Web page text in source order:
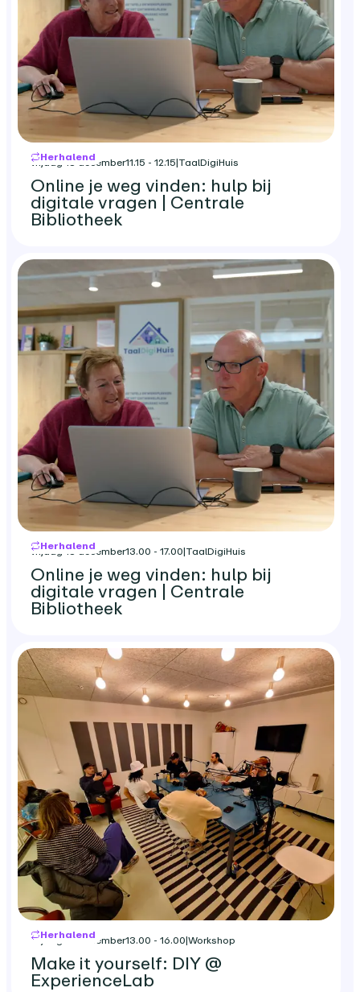
Herhalend
vrijdag 18 december11.15 - 12.15|TaalDigiHuis
Online je weg vinden: hulp bij
digitale vragen | Centrale
Bibliotheek
Herhalend
vrijdag 18 december13.00 - 17.00|TaalDigiHuis
Online je weg vinden: hulp bij
digitale vragen | Centrale
Bibliotheek
Herhalend
vrijdag 18 december13.00 - 16.00|Workshop
Make it yourself: DIY @
ExperienceLab